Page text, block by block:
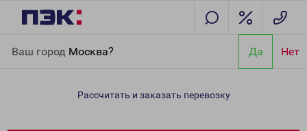
Ваш город Москва? Да Нет
область
Рассчитать и заказать перевозку